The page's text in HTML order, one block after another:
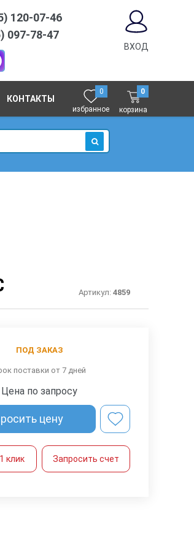
120-07-46
097-78-47
ВХОД
КОНТАКТЫ
0
избранное
0
корзина
ИСКАТЬ
Артикул:4859
ПОД ЗАКАЗ
поставки от 7 дней
Цена по запросу
цену
клик Запросить счет